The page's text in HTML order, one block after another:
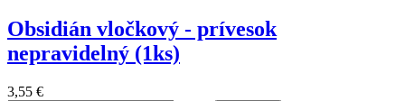
Obsidián vločkový - prívesok
nepravidelný (1ks)
3,55 €